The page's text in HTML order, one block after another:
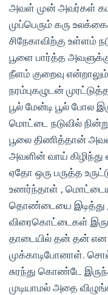
அவள் முன் அவர்கள்
முப்பெரும் கரு
சிநேகாவிற்கு உள்ளம்
பூளை பார்த்த
நீளம் குறைவு
நரம்புகழுடன்
பூல் மேன்டி பூல் போல
மொட்டை நடுவில்
பூலை திணித்தான்
அவளின் வாய் கிழிந்து
ஏதோ ஒரு பருத்த
உணர்ந்தாள் ,
தொண்டையை இடித்து
விரைகொட்டைகள்
தாடையில் தன் தன் என
முக்காடிபோனாள்.
சுரந்து கொண்டே
முடியாமல் அதை